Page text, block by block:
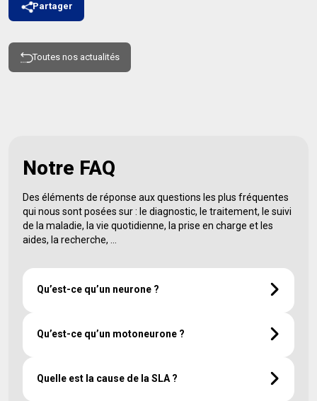
Partager
Toutes nos actualités
Notre FAQ
Des éléments de réponse aux questions les plus fréquentes
qui nous sont posées sur : le diagnostic, le traitement, le suivi
de la maladie, la vie quotidienne, la prise en charge et les
aides, la recherche, …
Qu’est-ce qu’un neurone ?
nerveux avec les cellules gliales. Les neurones
des cellules nerveuses. Le système nerveux comprend
Qu’est-ce qu’un motoneurone ?
« motoneurone », est une cellule nerveuse spécialisée
Quelle est la cause de la SLA ?